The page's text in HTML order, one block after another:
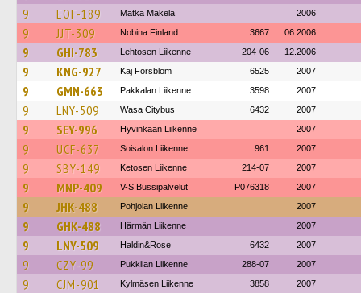
9 EOF-189 Matka Mäkelä 2006
9 JJT-309 Nobina Finland 3667 06.2006
9 GHI-783 Lehtosen Liikenne 204-06 12.2006
9 KNG-927 Kaj Forsblom 6525 2007
9 GMN-663 Pakkalan Liikenne 3598 2007
9 LNY-509 Wasa Citybus 6432 2007
9 SEY-996 Hyvinkään Liikenne 2007
9 UCF-637 Soisalon Liikenne 961 2007
9 SBY-149 Ketosen Liikenne 214-07 2007
9 MNP-409 V-S Bussipalvelut P076318 2007
9 JHK-488 Pohjolan Liikenne 2007
9 GHK-488 Härmän Liikenne 2007
9 LNY-509 Haldin&Rose 6432 2007
9 CZY-99 Pukkilan Liikenne 288-07 2007
9 CJM-901 Kylmäsen Liikenne 3858 2007